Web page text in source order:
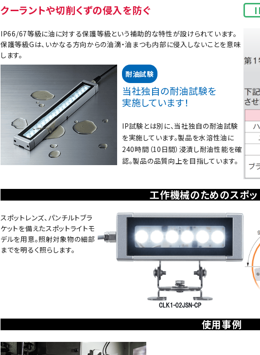
クーラントや切削くずの侵入を防ぐ
IP66/67等級に油に対する保護等級という補助的な特性が設けられています。
保護等級Gは、いかなる方向からの油滴・油まつも内部に侵入しないことを意味
します。
耐油試験
当社独自の耐油試験を
実施しています！
IP試験とは別に、当社独自の耐油試験
を実施しています。製品を水溶性油に
240時間（10日間）浸漬し耐油性能を確
認。製品の品質向上を目指しています。
工作機械のためのスポッ
スポットレンズ、パンチルトブラ
ケットを備えたスポットライトモ
デルを用意。照射対象物の細部
までを明るく照らします。
使用事例